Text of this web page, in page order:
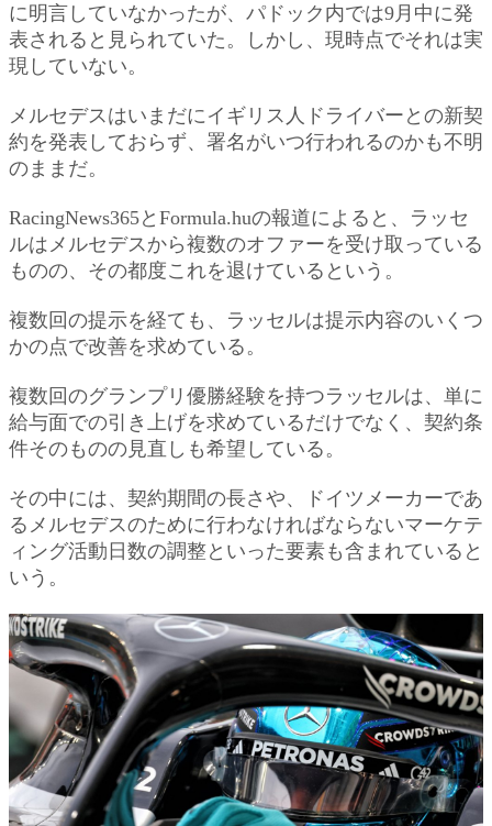
に明言していなかったが、パドック内では9月中に発
表されると見られていた。しかし、現時点でそれは実
現していない。
メルセデスはいまだにイギリス人ドライバーとの新契
約を発表しておらず、署名がいつ行われるのかも不明
のままだ。
RacingNews365とFormula.huの報道によると、ラッセ
ルはメルセデスから複数のオファーを受け取っている
ものの、その都度これを退けているという。
複数回の提示を経ても、ラッセルは提示内容のいくつ
かの点で改善を求めている。
複数回のグランプリ優勝経験を持つラッセルは、単に
給与面での引き上げを求めているだけでなく、契約条
件そのものの見直しも希望している。
その中には、契約期間の長さや、ドイツメーカーであ
るメルセデスのために行わなければならないマーケテ
ィング活動日数の調整といった要素も含まれていると
いう。